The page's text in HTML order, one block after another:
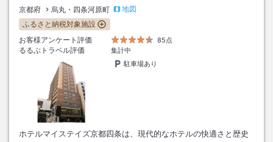
京都府 烏丸・四条河原町
地図
ふるさと納税対象施設
お客様アンケート評価
85点
るるぶトラベル評価
集計中
駐車場あり
ホテルマイステイズ京都四条は、現代的なホテルの快適さと歴史